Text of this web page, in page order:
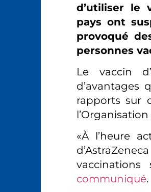
d’utiliser le
pays ont
provoqué
personnes
Le vaccin
d’avantages
rapports sur
«À l’heure
vaccinations
communiqué.